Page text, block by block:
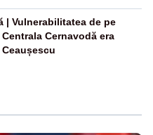
| Vulnerabilitatea de pe
Cernavodă era